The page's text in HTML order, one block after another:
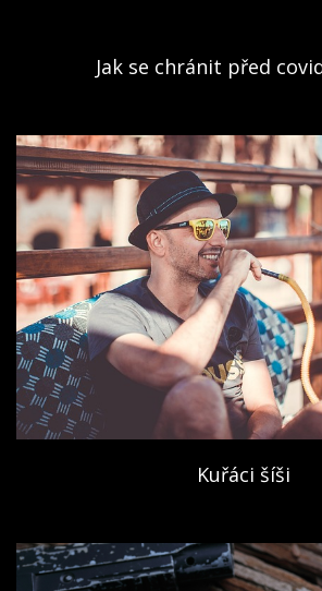
Jak se chránit před
Kuřáci šíši